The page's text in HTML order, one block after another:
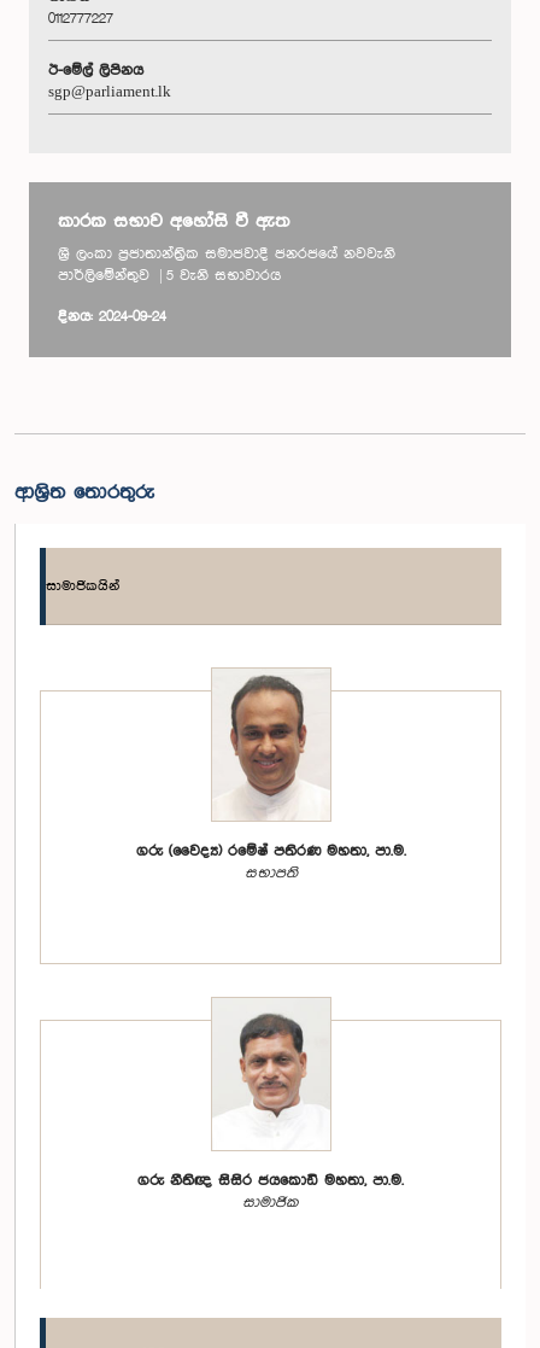
0112777227
ඊ-මේල් ලිපිනය
sgp@parliament.lk
කාරක සභාව අහෝසි වී ඇත
ශ්‍රී ලංකා ප්‍රජාතාන්ත්‍රික සමාජවාදී ජනරජයේ නවවැනි
පාර්ලිමේන්තුව | 5 වැනි සභාවාරය
දිනය: 2024-09-24
ආශ්‍රිත තොරතුරු
සාමාජිකයින්
ගරු (වෛද්‍ය) රමේෂ් පතිරණ මහතා, පා.ම.
සභාපති
ගරු නීතිඥ සිසිර ජයකොඩි මහතා, පා.ම.
සාමාජික